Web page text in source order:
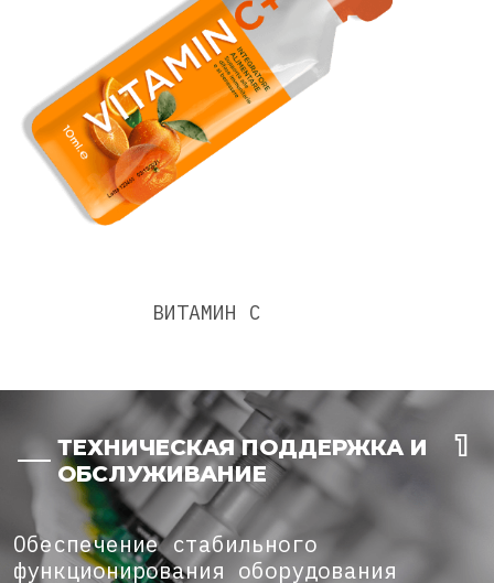
ВИТАМИН С
ТЕХНИЧЕСКАЯ ПОДДЕРЖКА И
ОБСЛУЖИВАНИЕ
Обеспечение стабильного
функционирования оборудования